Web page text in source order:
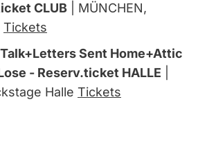
CLUB | MÜNCHEN,
Tickets
Sent Home+Attic
- Reserv.ticket HALLE
Halle Tickets